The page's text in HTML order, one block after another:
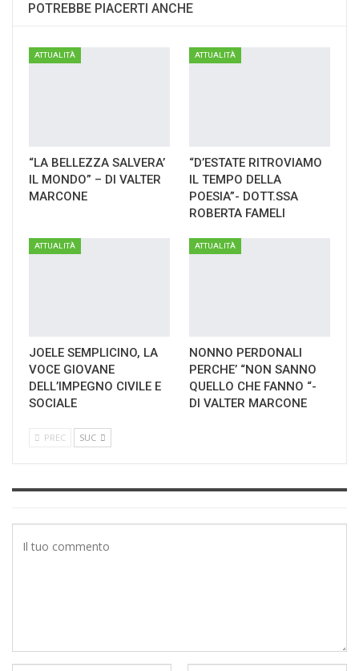
POTREBBE PIACERTI ANCHE
ATTUALITÀ
“LA BELLEZZA SALVERA’
IL MONDO” – DI VALTER
MARCONE
ATTUALITÀ
“D’ESTATE RITROVIAMO
IL TEMPO DELLA
POESIA”- DOTT.SSA
ROBERTA FAMELI
ATTUALITÀ
JOELE SEMPLICINO, LA
VOCE GIOVANE
DELL’IMPEGNO CIVILE E
SOCIALE
ATTUALITÀ
NONNO PERDONALI
PERCHE’ “NON SANNO
QUELLO CHE FANNO “-
DI VALTER MARCONE
PREC SUC